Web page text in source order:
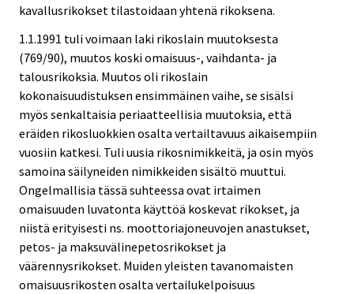
kavallusrikokset tilastoidaan yhtenä rikoksena.
1.1.1991 tuli voimaan laki rikoslain muutoksesta
(769/90), muutos koski omaisuus-, vaihdanta- ja
talousrikoksia. Muutos oli rikoslain
kokonaisuudistuksen ensimmäinen vaihe, se sisälsi
myös senkaltaisia periaatteellisia muutoksia, että
eräiden rikosluokkien osalta vertailtavuus aikaisempiin
vuosiin katkesi. Tuli uusia rikosnimikkeitä, ja osin myös
samoina säilyneiden nimikkeiden sisältö muuttui.
Ongelmallisia tässä suhteessa ovat irtaimen
omaisuuden luvatonta käyttöä koskevat rikokset, ja
niistä erityisesti ns. moottoriajoneuvojen anastukset,
petos- ja maksuvälinepetosrikokset ja
väärennysrikokset. Muiden yleisten tavanomaisten
omaisuusrikosten osalta vertailukelpoisuus